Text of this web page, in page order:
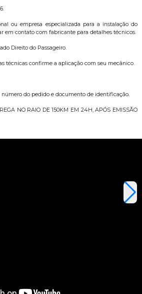
ou empresa especializada para a instalação do
em contato com fabricante para detalhes técnicos.
Direito do Passageiro.
técnicas confirme a aplicação com seu mecânico.
do pedido e documento de identificação.
NO RAIO DE 150KM EM 24H, APÓS EMISSÃO